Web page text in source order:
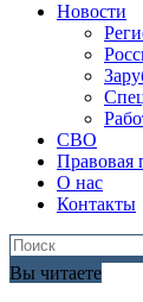
Новости
СВО
Правовая
О нас
Контакты
Вы читаете